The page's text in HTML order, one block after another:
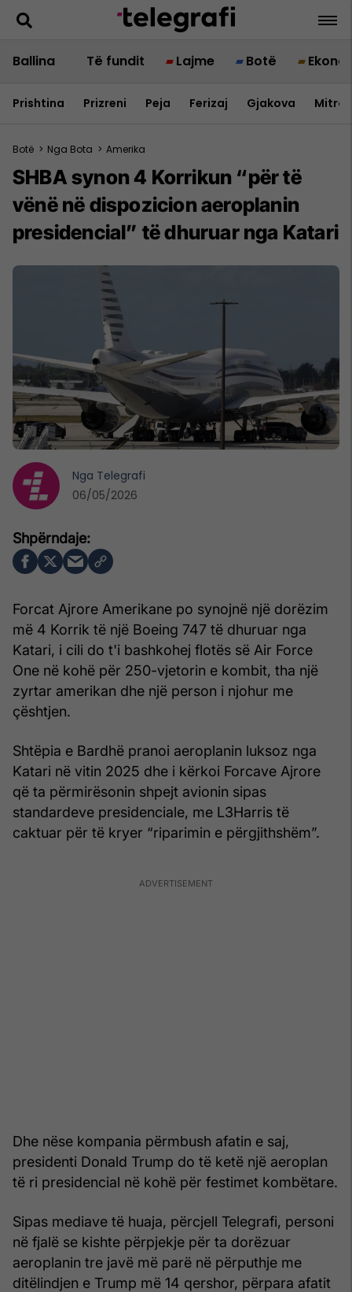
Ballina Të fundit Lajme Botë
Prishtina Prizreni Peja Ferizaj Gjakova
Botë > Nga Bota > Amerika
SHBA synon 4 Korrikun “për të
vënë në dispozicion aeroplanin
presidencial” të dhuruar nga Katari
Forcat Ajrore Amerikane po synojnë një dorëzim
më 4 Korrik të një Boeing 747 të dhuruar nga
Katari, i cili do t'i bashkohej flotës së Air Force
One në kohë për 250-vjetorin e kombit, tha një
zyrtar amerikan dhe një person i njohur me
çështjen.
Shtëpia e Bardhë pranoi aeroplanin luksoz nga
Katari në vitin 2025 dhe i kërkoi Forcave Ajrore
që ta përmirësonin shpejt avionin sipas
standardeve presidenciale, me L3Harris të
caktuar për të kryer “riparimin e përgjithshëm”.
Dhe nëse kompania përmbush afatin e saj,
presidenti Donald Trump do të ketë një aeroplan
të ri presidencial në kohë për festimet kombëtare.
Sipas mediave të huaja, përcjell Telegrafi, personi
në fjalë se kishte përpjekje për ta dorëzuar
aeroplanin tre javë më parë në përputhje me
ditëlindjen e Trump më 14 qershor, përpara afatit
Nga Telegrafi
06/05/2026